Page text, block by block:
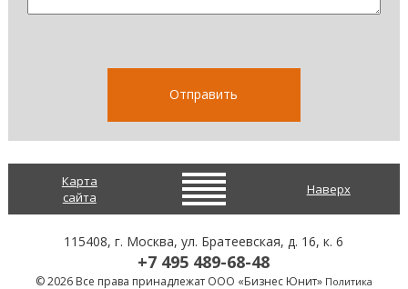
Карта
сайта
Наверх
115408, г. Москва,ул. Братеевская, д. 16, к. 6
+7 495 489-68-48
© 2026 Все права принадлежат ООО «Бизнес Юнит» Политика